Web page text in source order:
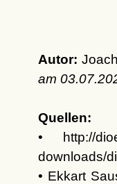
Autor:
am
Quellen:
• http://
downloads/
• Ekkart